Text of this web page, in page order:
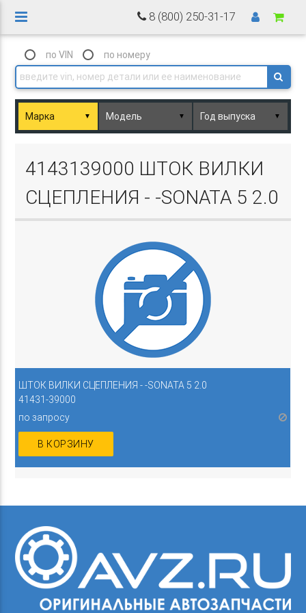
8 (800) 250-31-17
по VIN по номеру
▼ ▼ ▼
4143139000 ШТОК ВИЛКИ
СЦЕПЛЕНИЯ - -SONATA 5 2.0
ШТОК ВИЛКИ СЦЕПЛЕНИЯ - -SONATA 5 2.0
41431-39000
по запросу
В КОРЗИНУ